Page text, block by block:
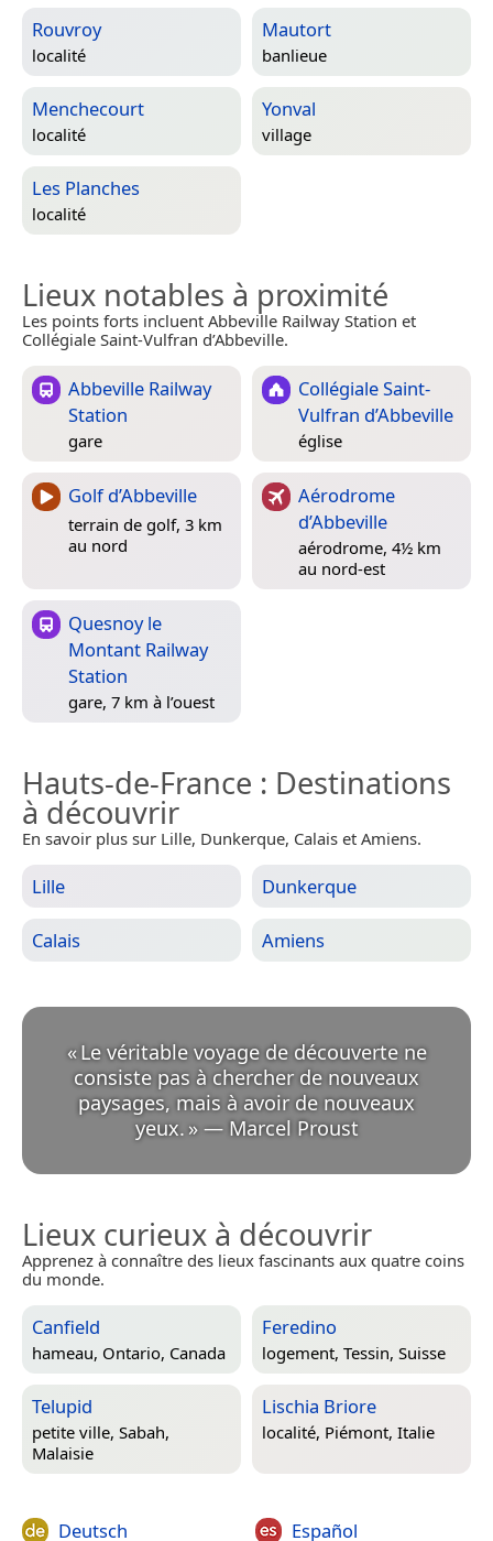
Rouvroy
localité
Mautort
banlieue
Menchecourt
localité
Yonval
village
Les Planches
localité
Lieux notables à proximité
Les points forts incluent Abbeville Railway Station et
Collégiale Saint-Vulfran d’Abbeville.
Abbeville Railway
Station
gare
Collégiale Saint-
Vulfran d’Abbeville
église
Golf d’Abbeville
terrain de golf, 3 km
au nord
Aérodrome
d’Abbeville
aérodrome, 4½ km
au nord-est
Quesnoy le
Montant Railway
Station
gare, 7 km à l’ouest
Hauts-de-France : Destinations
à découvrir
En savoir plus sur Lille, Dunkerque, Calais et Amiens.
Lille Dunkerque
Calais Amiens
«Le véritable voyage de découverte ne
consiste pas à chercher de nouveaux
paysages, mais à avoir de nouveaux
yeux. » — Marcel Proust
Lieux curieux à découvrir
Apprenez à connaître des lieux fascinants aux quatre coins
du monde.
Canfield
hameau, Ontario, Canada
Feredino
logement, Tessin, Suisse
Telupid
petite ville, Sabah,
Malaisie
Lischia Briore
localité, Piémont, Italie
Deutsch Español